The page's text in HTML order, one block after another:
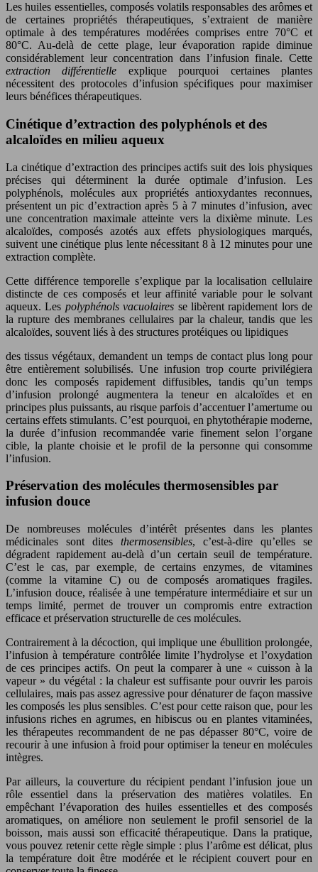
Les huiles essentielles, composés volatils responsables des arômes et
de certaines propriétés thérapeutiques, s’extraient de manière
optimale à des températures modérées comprises entre 70°C et
80°C. Au-delà de cette plage, leur évaporation rapide diminue
considérablement leur concentration dans l’infusion finale. Cette
extraction différentielle explique pourquoi certaines plantes
nécessitent des protocoles d’infusion spécifiques pour maximiser
leurs bénéfices thérapeutiques.
Cinétique d’extraction des polyphénols et des
alcaloïdes en milieu aqueux
La cinétique d’extraction des principes actifs suit des lois physiques
précises qui déterminent la durée optimale d’infusion. Les
polyphénols, molécules aux propriétés antioxydantes reconnues,
présentent un pic d’extraction après 5 à 7 minutes d’infusion, avec
une concentration maximale atteinte vers la dixième minute. Les
alcaloïdes, composés azotés aux effets physiologiques marqués,
suivent une cinétique plus lente nécessitant 8 à 12 minutes pour une
extraction complète.
Cette différence temporelle s’explique par la localisation cellulaire
distincte de ces composés et leur affinité variable pour le solvant
aqueux. Les polyphénols vacuolaires se libèrent rapidement lors de
la rupture des membranes cellulaires par la chaleur, tandis que les
alcaloïdes, souvent liés à des structures protéiques ou lipidiques
des tissus végétaux, demandent un temps de contact plus long pour
être entièrement solubilisés. Une infusion trop courte privilégiera
donc les composés rapidement diffusibles, tandis qu’un temps
d’infusion prolongé augmentera la teneur en alcaloïdes et en
principes plus puissants, au risque parfois d’accentuer l’amertume ou
certains effets stimulants. C’est pourquoi, en phytothérapie moderne,
la durée d’infusion recommandée varie finement selon l’organe
cible, la plante choisie et le profil de la personne qui consomme
l’infusion.
Préservation des molécules thermosensibles par
infusion douce
De nombreuses molécules d’intérêt présentes dans les plantes
médicinales sont dites thermosensibles, c’est-à-dire qu’elles se
dégradent rapidement au-delà d’un certain seuil de température.
C’est le cas, par exemple, de certains enzymes, de vitamines
(comme la vitamine C) ou de composés aromatiques fragiles.
L’infusion douce, réalisée à une température intermédiaire et sur un
temps limité, permet de trouver un compromis entre extraction
efficace et préservation structurelle de ces molécules.
Contrairement à la décoction, qui implique une ébullition prolongée,
l’infusion à température contrôlée limite l’hydrolyse et l’oxydation
de ces principes actifs. On peut la comparer à une « cuisson à la
vapeur » du végétal : la chaleur est suffisante pour ouvrir les parois
cellulaires, mais pas assez agressive pour dénaturer de façon massive
les composés les plus sensibles. C’est pour cette raison que, pour les
infusions riches en agrumes, en hibiscus ou en plantes vitaminées,
les thérapeutes recommandent de ne pas dépasser 80°C, voire de
recourir à une infusion à froid pour optimiser la teneur en molécules
intègres.
Par ailleurs, la couverture du récipient pendant l’infusion joue un
rôle essentiel dans la préservation des matières volatiles. En
empêchant l’évaporation des huiles essentielles et des composés
aromatiques, on améliore non seulement le profil sensoriel de la
boisson, mais aussi son efficacité thérapeutique. Dans la pratique,
vous pouvez retenir cette règle simple : plus l’arôme est délicat, plus
la température doit être modérée et le récipient couvert pour en